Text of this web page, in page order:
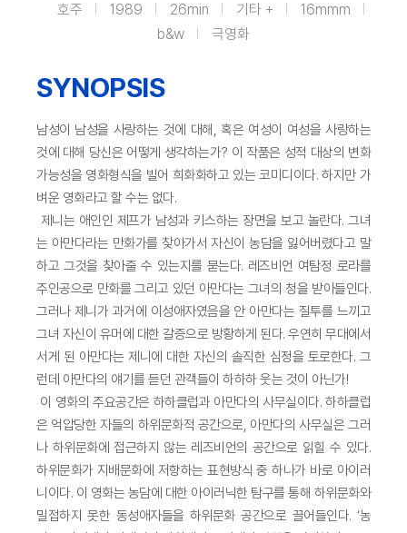
호주 1989 26min 기타 +
16mmm
b&w
극영화
SYNOPSIS
남성이 남성을 사랑하는 것에 대해, 혹은 여성이 여성을 사랑하는
것에 대해 당신은 어떻게 생각하는가? 이 작품은 성적 대상의 변화
가능성을 영화형식을 빌어 희화화하고 있는 코미디이다. 하지만 가
벼운 영화라고 할 수는 없다.
제니는 애인인 제프가 남성과 키스하는 장면을 보고 놀란다. 그녀
는 아만다라는 만화가를 찾아가서 자신이 농담을 잃어버렸다고 말
하고 그것을 찾아줄 수 있는지를 묻는다. 레즈비언 여탐정 로라를
주인공으로 만화를 그리고 있던 아만다는 그녀의 청을 받아들인다.
그러나 제니가 과거에 이성애자였음을 안 아만다는 질투를 느끼고
그녀 자신이 유머에 대한 갈증으로 방황하게 된다. 우연히 무대에서
서게 된 아만다는 제니에 대한 자신의 솔직한 심정을 토로한다. 그
런데 아만다의 얘기를 듣던 관객들이 하하하 웃는 것이 아닌가!
이 영화의 주요공간은 하하클럽과 아만다의 사무실이다. 하하클럽
은 억압당한 자들의 하위문화적 공간으로, 아만다의 사무실은 그러
나 하위문화에 접근하지 않는 레즈비언의 공간으로 읽힐 수 있다.
하위문화가 지배문화에 저항하는 표현방식 중 하나가 바로 아이러
니이다. 이 영화는 농담에 대한 아이러닉한 탐구를 통해 하위문화와
밀접하지 못한 동성애자들을 하위문화 공간으로 끌어들인다. ‘농